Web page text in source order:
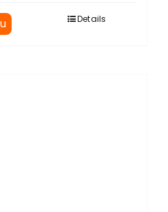
Details